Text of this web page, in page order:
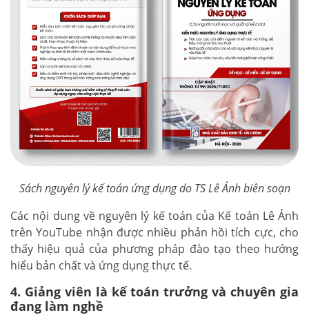
Sách nguyên lý kế toán ứng dụng do TS Lê Ánh biên soạn
Các nội dung về nguyên lý kế toán của Kế toán Lê Ánh
trên YouTube nhận được nhiều phản hồi tích cực, cho
thấy hiệu quả của phương pháp đào tạo theo hướng
hiểu bản chất và ứng dụng thực tế.
4. Giảng viên là kế toán trưởng và chuyên gia
đang làm nghề